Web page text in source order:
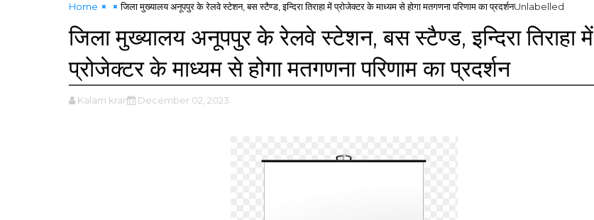
Home Unlabelled
जिला मुख्यालय अनूपपुर के रेलवे स्टेशन, बस स्टैण्ड, इन्दिरा तिराहा में प्रोजेक्टर के माध्यम से होगा मतगणना परिणाम का प्रदर्शन
जिला मुख्यालय अनूपपुर के रेलवे स्टेशन, बस स्टैण्ड, इन्दिरा तिराहा में
प्रोजेक्टर के माध्यम से होगा मतगणना परिणाम का प्रदर्शन
Kalam kranti December 02, 2023